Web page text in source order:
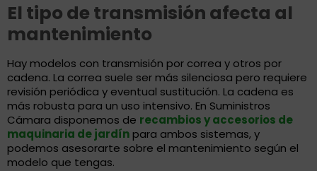
El tipo de transmisión afecta al
mantenimiento
Hay modelos con transmisión por correa y otros por
cadena. La correa suele ser más silenciosa pero requiere
revisión periódica y eventual sustitución. La cadena es
más robusta para un uso intensivo. En Suministros
Cámara disponemos de recambios y accesorios de
maquinaria de jardín para ambos sistemas, y
podemos asesorarte sobre el mantenimiento según el
modelo que tengas.